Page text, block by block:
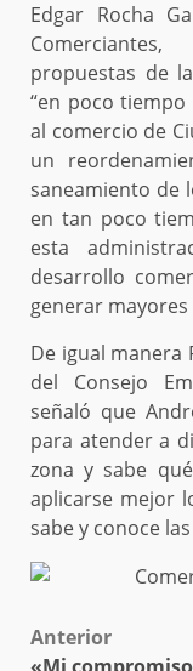
Edgar Rocha
propuestas de
“en poco
al comercio de
un
saneamiento de
en tan poco
esta
desarrollo
generar mayores
De igual manera
del Consejo
señaló que
para atender a
zona y sabe
aplicarse mejor
sabe y conoce
Post
Anterior